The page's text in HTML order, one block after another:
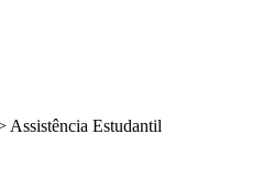
Assistência Estudantil